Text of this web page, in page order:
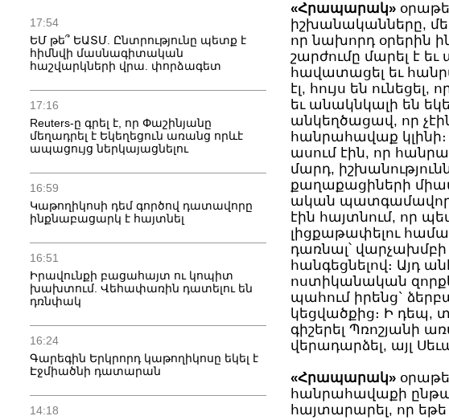
17:54
ԵՄ թե՞ ԵԱՏՄ. Ընտրությունը պետք է
հիմնվի մասնագիտական
հաշվարկների վրա. փորձագետ
17:16
Reuters-ը գրել է, որ Փաշինյանը
մեղադրել է Եկեղեցուն առանց որևէ
ապացույց ներկայացնելու
16:59
Կաթողիկոսի դեմ գործով դատավորը
ինքնաբացարկ է հայտնել
16:51
Իրավունքի բացահայտ ու կոպիտ
խախտում. Վեհափառին դատելու են
դռնփակ
16:24
Գարեգին Երկրորդ կաթողիկոսը եկել է
Էջմիածնի դատարան
14:18
«Հրապարակ»
իշխանականները,
որ նախորդ օրերին
մարել է եւ այնքան
հանրահավաքի
ունեցել, որ
անակնկալի են եկել՝
անկեղծացավ, որ
հանրահավաք կլինի։
ասում էին, որ
մարդ,
քաղաքացիների
ական
հայտնում, որ պետք
լիցքաթափելու
դառնալ՝
հանգեցնելով։ Այդ
ոստիկանական
պահում իրենց`
կեցվածքից։ Ի դեպ,
Պռոշյանի
վերադարձել, այլ
«Հրապարակ»
հանրահավաքի
հայտարարել, որ